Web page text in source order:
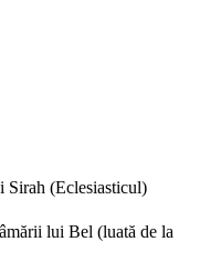
Sirah (Eclesiasticul)
lui Bel (luată de la